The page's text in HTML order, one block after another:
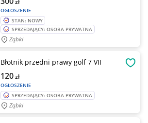
OGŁOSZENIE
zł
STAN: NOWY
SPRZEDAJĄCY: OSOBA PRYWATNA
Ząbki
Błotnik przedni prawy golf 7 VII
OGŁOSZENIE
120zł
SPRZEDAJĄCY: OSOBA PRYWATNA
Ząbki